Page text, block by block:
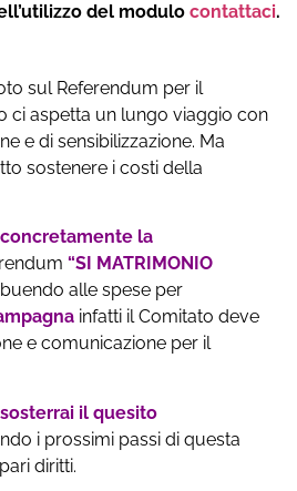
del modulo contattaci.
sul Referendum per il
ci aspetta un lungo viaggio con
e di sensibilizzazione. Ma
sostenere i costi della
la
“SI MATRIMONIO
alle spese per
infatti il Comitato deve
e comunicazione per il
sosterrai il quesito
i prossimi passi di questa
diritti.